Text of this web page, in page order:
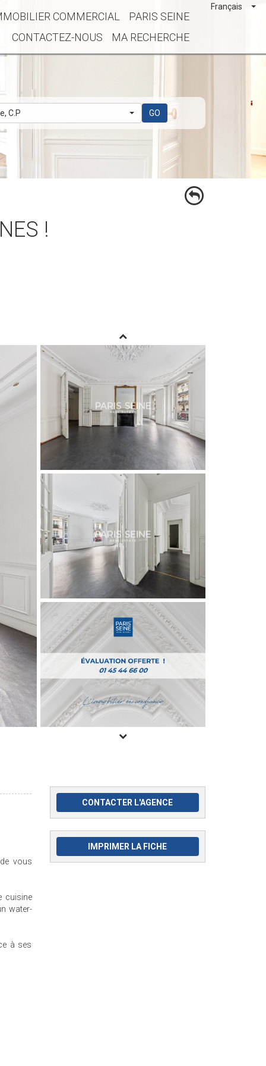
COMMERCIAL
PARIS SEINE
CONTACTEZ-NOUS
MA RECHERCHE
Français
C.P GO
!
vous
cuisine
water-
à ses
CONTACTER L'AGENCE
IMPRIMER LA FICHE